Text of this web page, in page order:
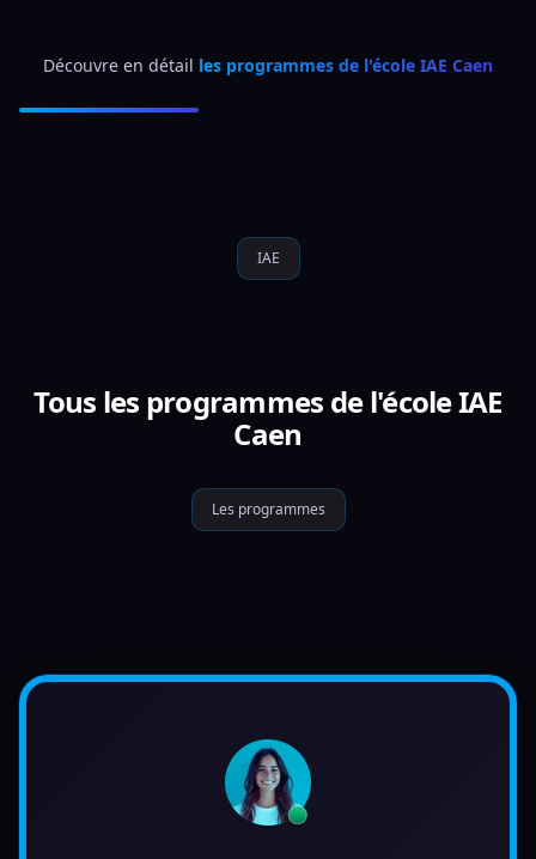
Découvre en détail les programmes de l'école IAE Caen
IAE
Tous les programmes de l'école IAE
Caen
Les programmes